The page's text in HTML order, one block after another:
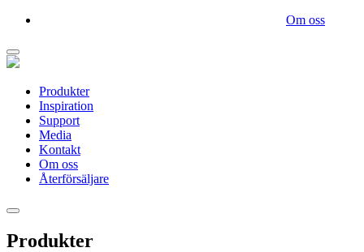
Om oss
Produkter
Inspiration
Support
Media
Kontakt
Om oss
Återförsäljare
Produkter